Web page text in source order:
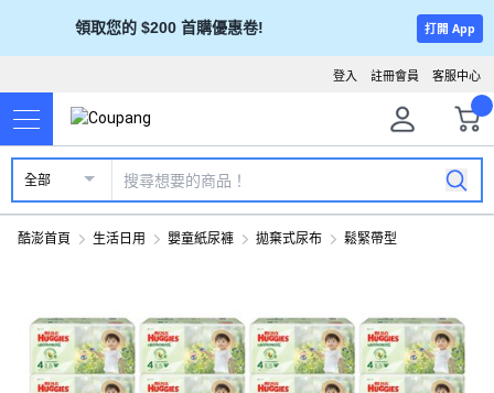
領取您的 $200 首購優惠卷! 打開 App
客服中心
註冊會員
登入
全部
酷澎首頁 生活日用 嬰童紙尿褲 拋棄式尿布 鬆緊帶型